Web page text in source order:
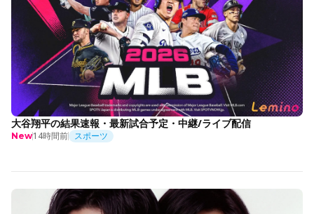
大谷翔平の結果速報・最新試合予定・中継/ライブ配信
New14時間前 スポーツ